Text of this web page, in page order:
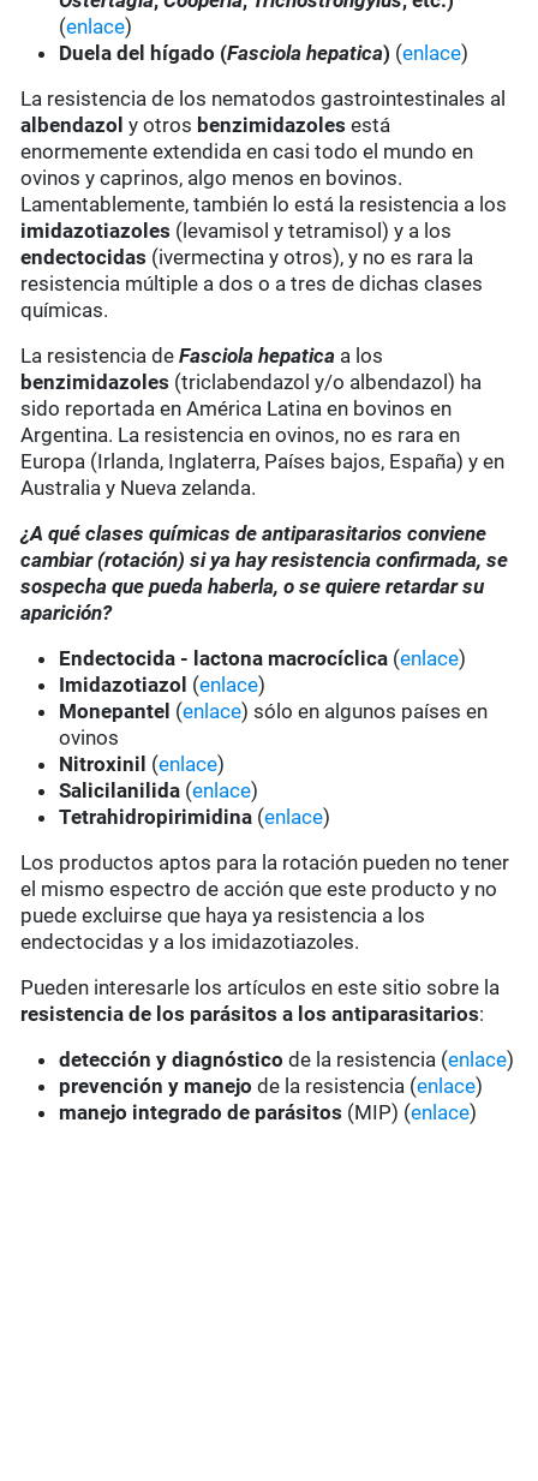
(enlace)
Duela del hígado (Fasciola hepatica) (enlace)
La resistencia de los nematodos gastrointestinales al
albendazoly otros benzimidazoles está
enormemente extendida en casi todo el mundo en
ovinos y caprinos, algo menos en bovinos.
Lamentablemente, también lo está la resistencia a los
imidazotiazoles (levamisol y tetramisol) y a los
endectocidas (ivermectina y otros), y no es rara la
resistencia múltiple a dos o a tres de dichas clases
químicas.
La resistencia deFasciola hepatica a los
benzimidazoles (triclabendazol y/o albendazol) ha
sido reportada en América Latina en bovinos en
Argentina. La resistencia en ovinos, no es rara en
Europa (Irlanda, Inglaterra, Países bajos, España) y en
Australia y Nueva zelanda.
¿A qué clases químicas de antiparasitarios conviene
cambiar (rotación) si ya hay resistencia confirmada, se
sospecha que pueda haberla, o se quiere retardar su
aparición?
Endectocida - lactona macrocíclica (enlace)
Imidazotiazol (enlace)
Monepantel (enlace) sólo en algunos países en
ovinos
Nitroxinil (enlace)
Salicilanilida (enlace)
Tetrahidropirimidina (enlace)
Los productos aptos para la rotación pueden no tener
el mismo espectro de acción que este producto y no
puede excluirse que haya ya resistencia a los
endectocidas y a los imidazotiazoles.
Pueden interesarle los artículos en este sitio sobre la
resistencia de los parásitos a los antiparasitarios:
detección y diagnóstico de la resistencia (enlace)
prevención y manejo de la resistencia (enlace)
manejo integrado de parásitos (MIP) (enlace)